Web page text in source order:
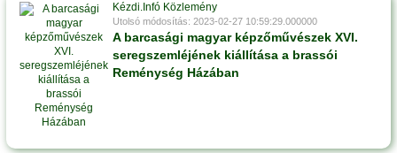
Kézdi.Infó Közlemény
Utolsó módosítás: 2023-02-27 10:59:29.000000
A barcasági magyar képzőművészek XVI.
seregszemléjének kiállítása a brassói
Reménység Házában